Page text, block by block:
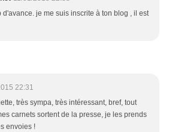
d'avance. je me suis inscrite à ton blog , il est
22:31
très sympa, très intéressant, bref, tout
carnets sortent de la presse, je les prends
envoies !